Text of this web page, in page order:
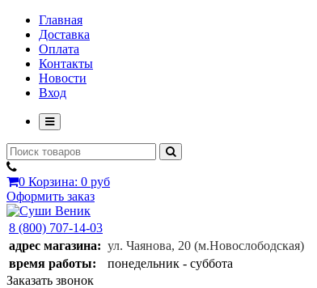
Главная
Доставка
Оплата
Контакты
Новости
Вход
0 Корзина: 0 руб
Оформить заказ
8 (800) 707-14-03
адрес магазина: ул. Чаянова, 20 (м.Новослободская)
время работы:
понедельник - суббота
Заказать звонок